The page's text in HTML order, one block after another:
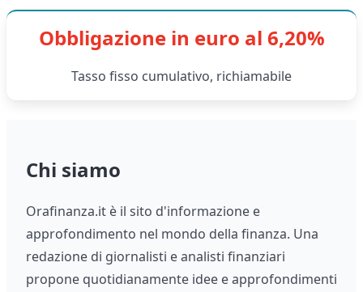
Obbligazione in euro al 6,20%
Tasso fisso cumulativo, richiamabile
Chi siamo
Orafinanza.it è il sito d'informazione e
approfondimento nel mondo della finanza. Una
redazione di giornalisti e analisti finanziari
propone quotidianamente idee e approfondimenti